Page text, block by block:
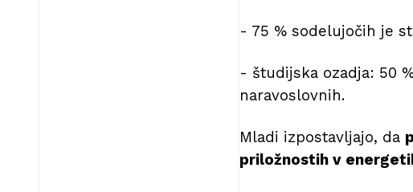
- 75 % sodelujočih je
- študijska ozadja: 50
naravoslovnih.
Mladi izpostavljajo, da
priložnostih v